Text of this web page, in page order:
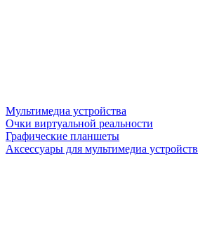
Мультимедиа устройства
Очки виртуальной реальности
Графические планшеты
Аксессуары для мультимедиа устройств